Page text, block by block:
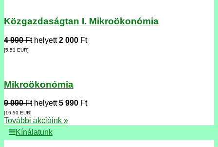
Közgazdaságtan I. Mikroökonómia
4 990 Fthelyett2 000 Ft
[5.51 EUR]
Mikroökonómia
9 990 Fthelyett5 990 Ft
[16.50 EUR]
További akcióink »
Kínálatunk